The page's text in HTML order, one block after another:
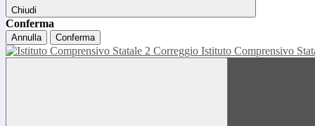
Chiudi
Conferma
Annulla Conferma
Istituto Comprensivo